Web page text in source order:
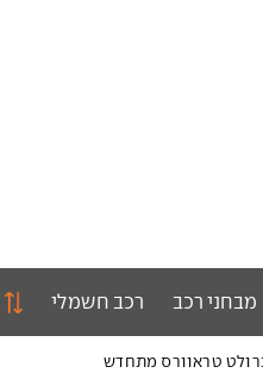
מבחני רכב רכב חשמלי
טראוורס מתחדש